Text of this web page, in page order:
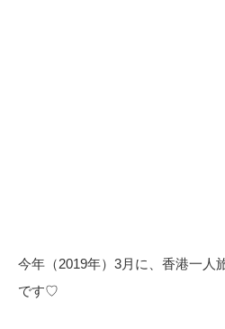
今年（2019年）3月に、香港一人
です♡